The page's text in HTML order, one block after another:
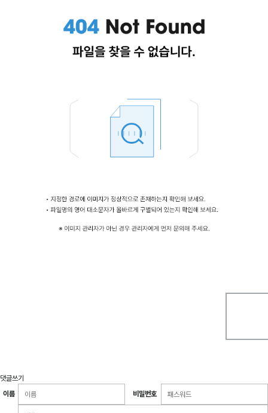
댓글쓰기
이름
비밀번호